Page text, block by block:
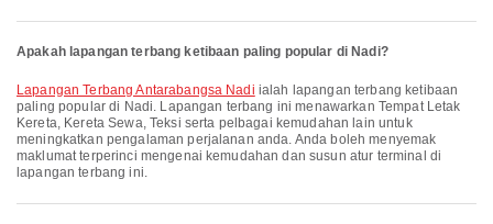
Apakah lapangan terbang ketibaan paling popular di Nadi?
Lapangan Terbang Antarabangsa Nadi ialah lapangan terbang ketibaan
paling popular di Nadi. Lapangan terbang ini menawarkan Tempat Letak
Kereta, Kereta Sewa, Teksi serta pelbagai kemudahan lain untuk
meningkatkan pengalaman perjalanan anda. Anda boleh menyemak
maklumat terperinci mengenai kemudahan dan susun atur terminal di
lapangan terbang ini.